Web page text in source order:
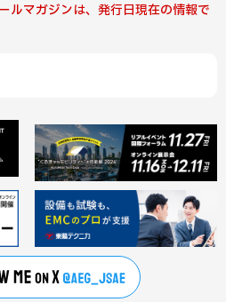
ルマガジンは、発行日現在の情報で